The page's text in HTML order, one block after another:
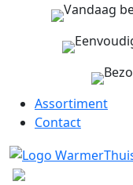
Vandaag
Assortiment
Contact